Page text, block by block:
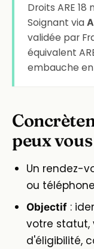
Droits ARE
Soignant via
validée par
équivalent
embauche en
peux
Un rendez-
ou
Objectif :
votre statut,
d'éligibilité,